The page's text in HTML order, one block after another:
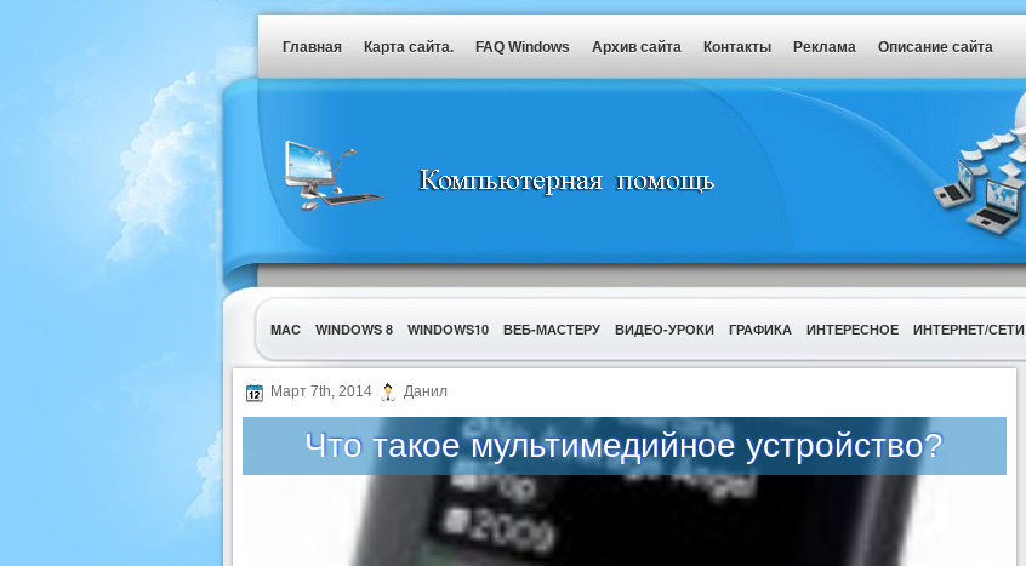
Главная Карта сайта. FAQ Windows Архив сайта Контакты Реклама Описание сайта
MAC WINDOWS 8 WINDOWS10 ВЕБ-МАСТЕРУ ВИДЕО-УРОКИ ГРАФИКА ИНТЕРЕСНОЕ ИНТЕРНЕТ/СЕТИ
УТИЛИТЫ
Март 7th, 2014 Данил
Что такое мультимедийное устройство?